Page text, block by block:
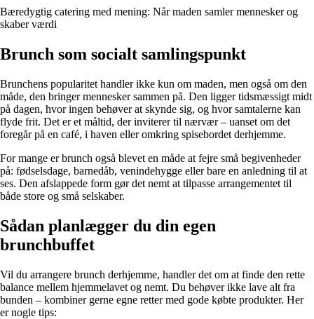
Bæredygtig catering med mening: Når maden samler mennesker og
skaber værdi
Brunch som socialt samlingspunkt
Brunchens popularitet handler ikke kun om maden, men også om den
måde, den bringer mennesker sammen på. Den ligger tidsmæssigt midt
på dagen, hvor ingen behøver at skynde sig, og hvor samtalerne kan
flyde frit. Det er et måltid, der inviterer til nærvær – uanset om det
foregår på en café, i haven eller omkring spisebordet derhjemme.
For mange er brunch også blevet en måde at fejre små begivenheder
på: fødselsdage, barnedåb, venindehygge eller bare en anledning til at
ses. Den afslappede form gør det nemt at tilpasse arrangementet til
både store og små selskaber.
Sådan planlægger du din egen
brunchbuffet
Vil du arrangere brunch derhjemme, handler det om at finde den rette
balance mellem hjemmelavet og nemt. Du behøver ikke lave alt fra
bunden – kombiner gerne egne retter med gode købte produkter. Her
er nogle tips: